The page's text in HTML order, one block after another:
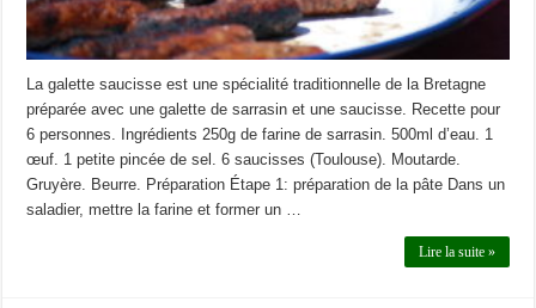
La galette saucisse est une spécialité traditionnelle de la Bretagne
préparée avec une galette de sarrasin et une saucisse. Recette pour
6 personnes. Ingrédients 250g de farine de sarrasin. 500ml d’eau. 1
œuf. 1 petite pincée de sel. 6 saucisses (Toulouse). Moutarde.
Gruyère. Beurre. Préparation Étape 1: préparation de la pâte Dans un
saladier, mettre la farine et former un …
Lire la suite »